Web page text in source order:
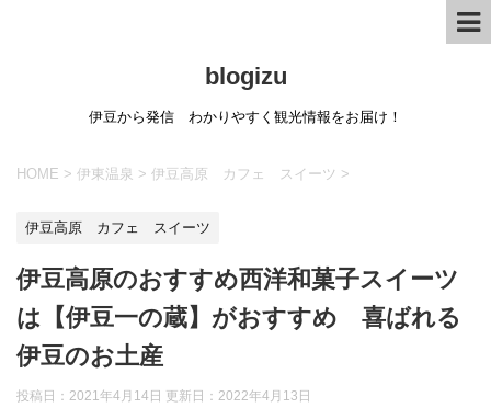
blogizu
伊豆から発信 わかりやすく観光情報をお届け！
HOME > 伊東温泉 > 伊豆高原 カフェ スイーツ >
伊豆高原 カフェ スイーツ
伊豆高原のおすすめ西洋和菓子スイーツ
は【伊豆一の蔵】がおすすめ 喜ばれる
伊豆のお土産
投稿日：2021年4月14日 更新日： 2022年4月13日